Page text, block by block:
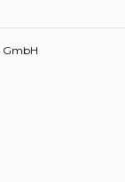
GmbH